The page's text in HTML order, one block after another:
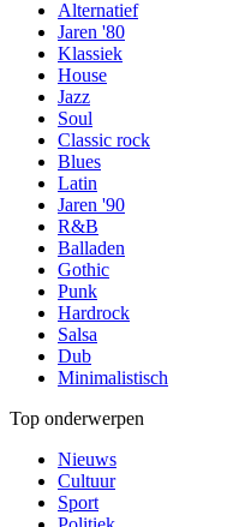
Alternatief
Jaren '80
Klassiek
House
Jazz
Soul
Classic rock
Blues
Latin
Jaren '90
R&B
Balladen
Gothic
Punk
Hardrock
Salsa
Dub
Minimalistisch
Top onderwerpen
Nieuws
Cultuur
Sport